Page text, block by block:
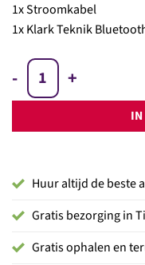
1x Stroomkabel
1x Klark Teknik
Party Set 05: 2x RCF
Huur altijd de beste
Gratis bezorging in
Gratis ophalen en